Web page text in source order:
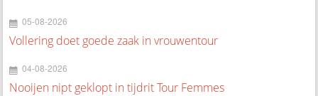
05-08-2026
Vollering doet goede zaak in vrouwentour
04-08-2026
Nooijen nipt geklopt in tijdrit Tour Femmes